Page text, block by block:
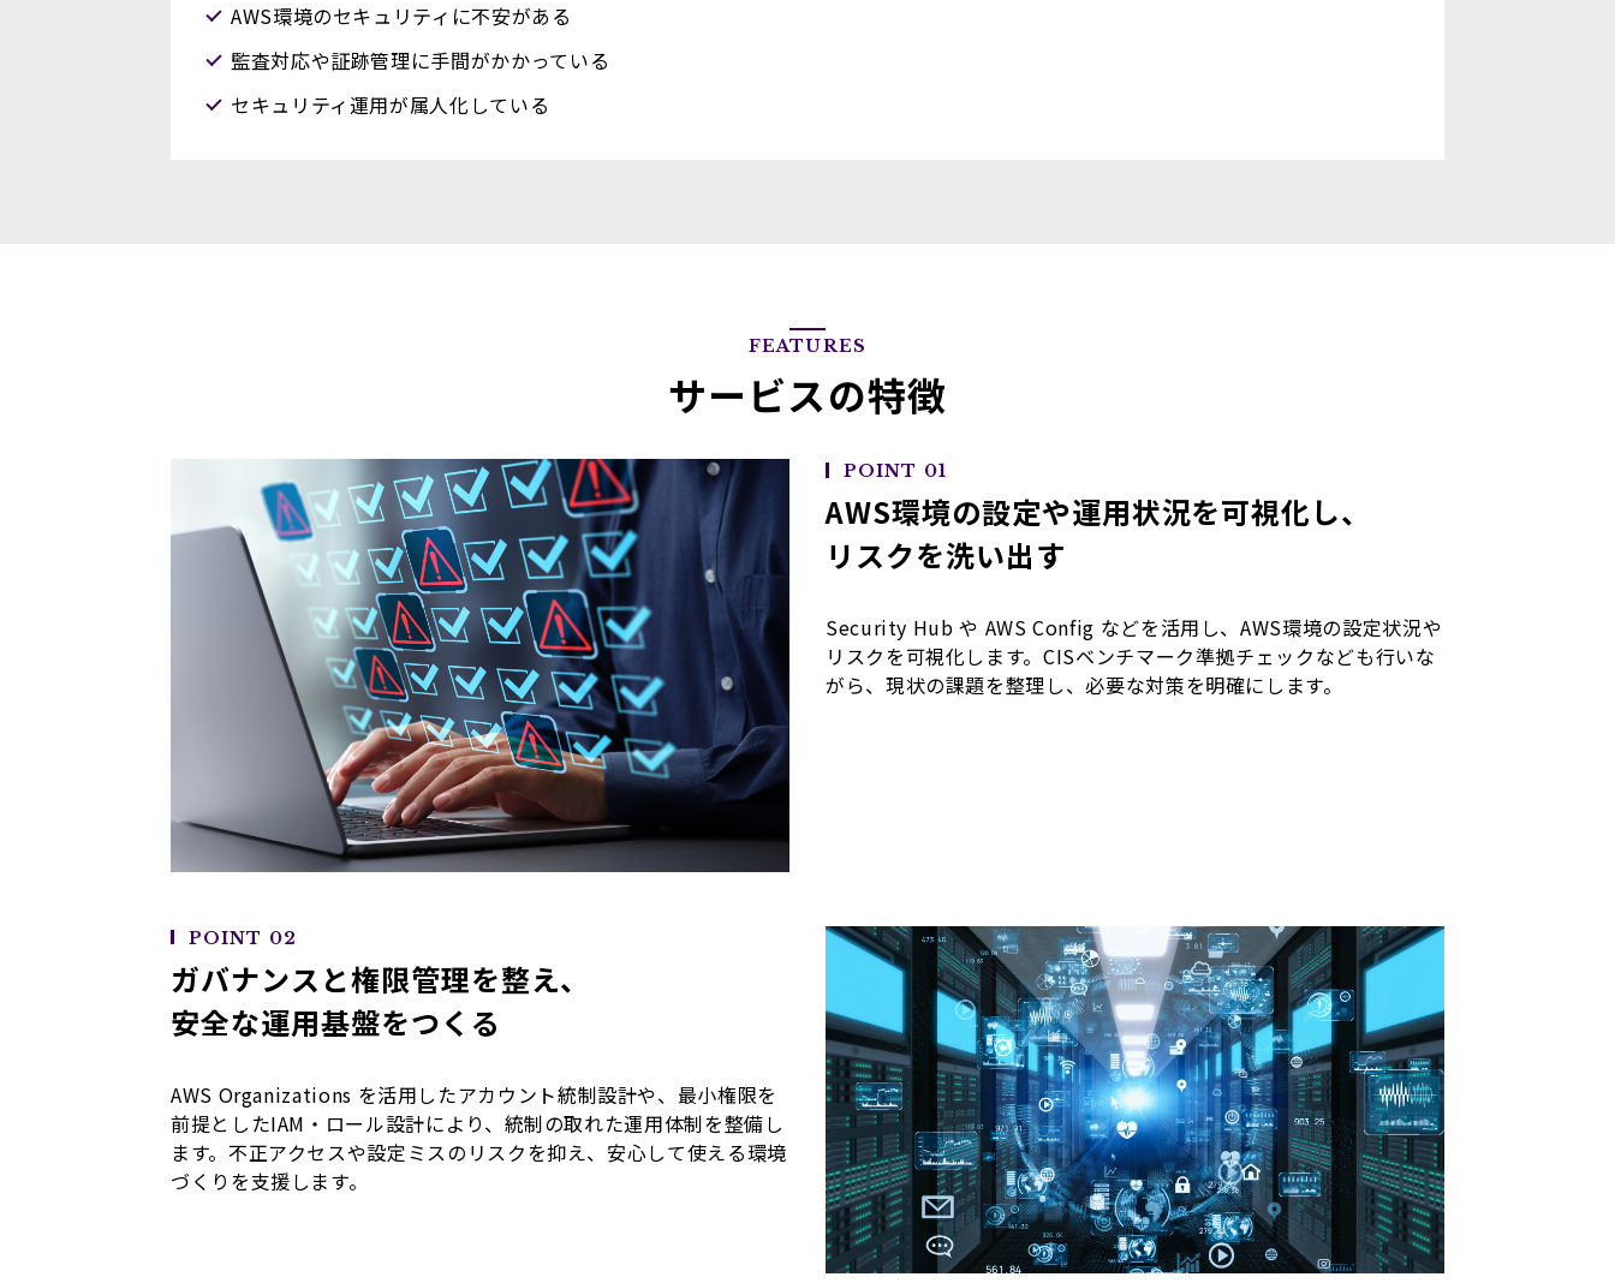
AWS環境のセキュリティに不安がある
監査対応や証跡管理に手間がかかっている
セキュリティ運用が属人化している
FEATURES
サービスの特徴
POINT 01
AWS環境の設定や運用状況を可視化し、
リスクを洗い出す
Security Hub や AWS Config などを活用し、AWS環境の設定状況や
リスクを可視化します。CISベンチマーク準拠チェックなども行いな
がら、現状の課題を整理し、必要な対策を明確にします。
POINT 02
ガバナンスと権限管理を整え、
安全な運用基盤をつくる
AWS Organizations を活用したアカウント統制設計や、最小権限を
前提としたIAM・ロール設計により、統制の取れた運用体制を整備し
ます。不正アクセスや設定ミスのリスクを抑え、安心して使える環境
づくりを支援します。